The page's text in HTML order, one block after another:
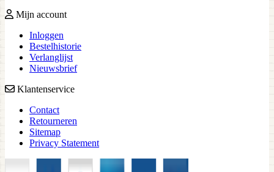
Mijn account
Inloggen
Bestelhistorie
Verlanglijst
Nieuwsbrief
Klantenservice
Contact
Retourneren
Sitemap
Privacy Statement